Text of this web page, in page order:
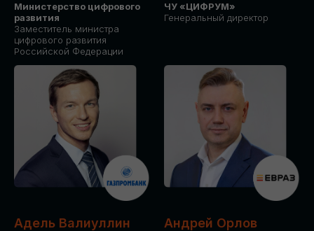
Министерство цифрового
развития
Заместитель министра
цифрового развития
Российской Федерации
ЧУ «ЦИФРУМ»
Генеральный директор
Адель Валиуллин Андрей Орлов